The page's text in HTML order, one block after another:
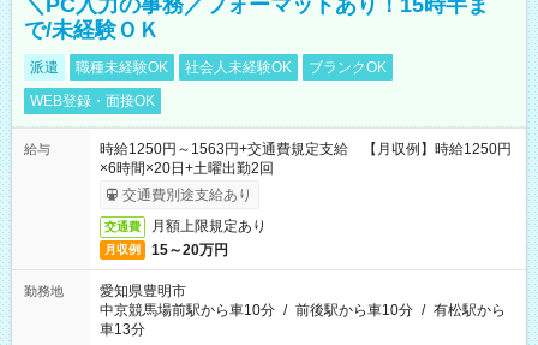
＼PC入力の事務／フォーマットあり！15時半ま
で/未経験ＯＫ
派遣 職種未経験OK 社会人未経験OK
ブランクOK
WEB登録・面接OK
給与
時給1250円～1563円+交通費規定支給 【月収例】時給1250円
×6時間×20日+土曜出勤2回
交通費別途支給あり
交通費 月額上限規定あり
月収例 15～20万円
勤務地
愛知県豊明市
中京競馬場前駅から車10分 / 前後駅から車10分 / 有松駅から
車13分